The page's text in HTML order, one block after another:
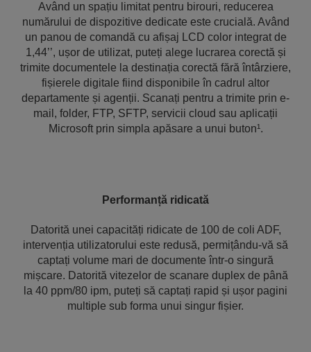
Având un spațiu limitat pentru birouri, reducerea
numărului de dispozitive dedicate este crucială. Având
un panou de comandă cu afișaj LCD color integrat de
1,44’’, ușor de utilizat, puteți alege lucrarea corectă și
trimite documentele la destinația corectă fără întârziere,
fișierele digitale fiind disponibile în cadrul altor
departamente și agenții. Scanați pentru a trimite prin e-
mail, folder, FTP, SFTP, servicii cloud sau aplicații
Microsoft prin simpla apăsare a unui buton¹.
Performanță ridicată
Datorită unei capacități ridicate de 100 de coli ADF,
intervenția utilizatorului este redusă, permițându-vă să
captați volume mari de documente într-o singură
mișcare. Datorită vitezelor de scanare duplex de până
la 40 ppm/80 ipm, puteți să captați rapid și ușor pagini
multiple sub forma unui singur fișier.